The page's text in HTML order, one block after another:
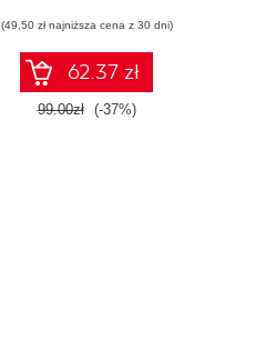
wieloagentowych
(49,50 zł najniższa cena z 30 dni)
62.37 zł
99.00zł (-37%)